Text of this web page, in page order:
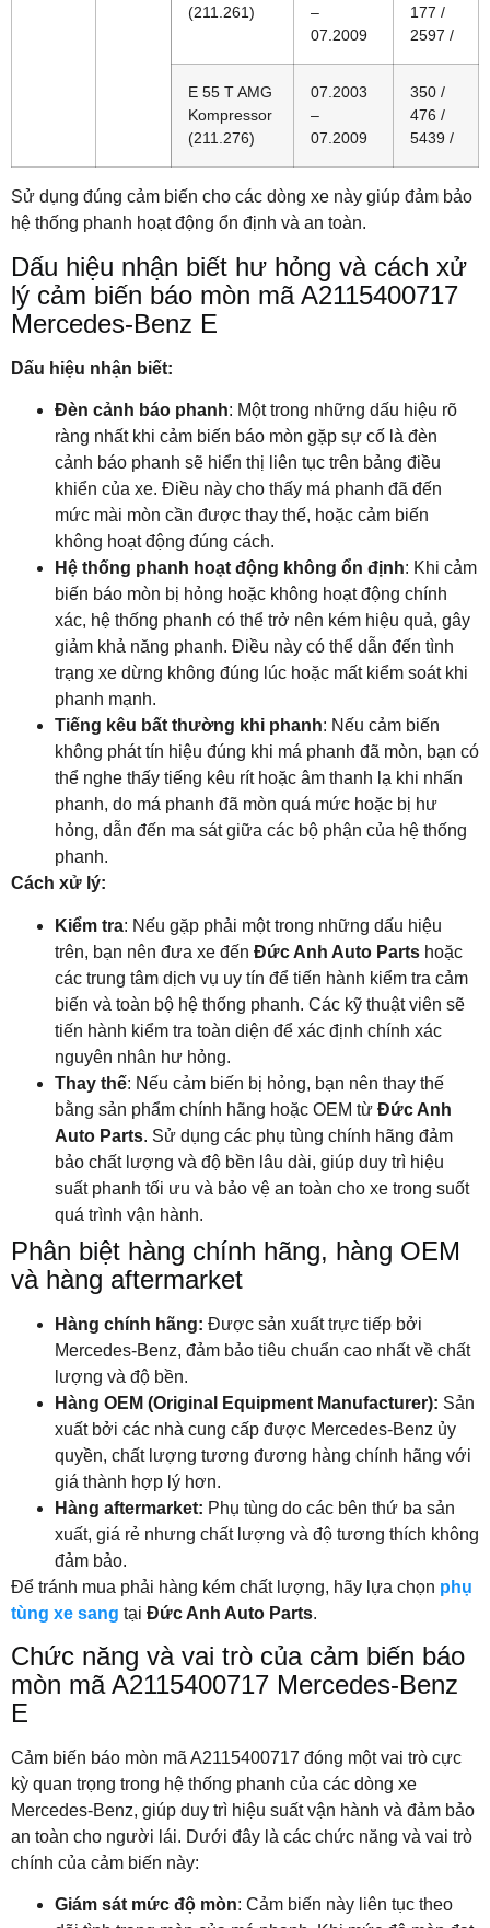
(211.261)
–
07.2009
177 /
2597 /
E 55 T AMG
Kompressor
(211.276)
07.2003
–
07.2009
350 /
476 /
5439 /
Sử dụng đúng cảm biến cho các dòng xe này giúp đảm bảo
hệ thống phanh hoạt động ổn định và an toàn.
Dấu hiệu nhận biết hư hỏng và cách xử
lý cảm biến báo mòn mã A2115400717
Mercedes-Benz E
Dấu hiệu nhận biết:
Đèn cảnh báo phanh: Một trong những dấu hiệu rõ
ràng nhất khi cảm biến báo mòn gặp sự cố là đèn
cảnh báo phanh sẽ hiển thị liên tục trên bảng điều
khiển của xe. Điều này cho thấy má phanh đã đến
mức mài mòn cần được thay thế, hoặc cảm biến
không hoạt động đúng cách.
Hệ thống phanh hoạt động không ổn định: Khi cảm
biến báo mòn bị hỏng hoặc không hoạt động chính
xác, hệ thống phanh có thể trở nên kém hiệu quả, gây
giảm khả năng phanh. Điều này có thể dẫn đến tình
trạng xe dừng không đúng lúc hoặc mất kiểm soát khi
phanh mạnh.
Tiếng kêu bất thường khi phanh: Nếu cảm biến
không phát tín hiệu đúng khi má phanh đã mòn, bạn có
thể nghe thấy tiếng kêu rít hoặc âm thanh lạ khi nhấn
phanh, do má phanh đã mòn quá mức hoặc bị hư
hỏng, dẫn đến ma sát giữa các bộ phận của hệ thống
phanh.
Cách xử lý:
Kiểm tra: Nếu gặp phải một trong những dấu hiệu
trên, bạn nên đưa xe đến Đức Anh Auto Parts hoặc
các trung tâm dịch vụ uy tín để tiến hành kiểm tra cảm
biến và toàn bộ hệ thống phanh. Các kỹ thuật viên sẽ
tiến hành kiểm tra toàn diện để xác định chính xác
nguyên nhân hư hỏng.
Thay thế: Nếu cảm biến bị hỏng, bạn nên thay thế
bằng sản phẩm chính hãng hoặc OEM từ Đức Anh
Auto Parts. Sử dụng các phụ tùng chính hãng đảm
bảo chất lượng và độ bền lâu dài, giúp duy trì hiệu
suất phanh tối ưu và bảo vệ an toàn cho xe trong suốt
quá trình vận hành.
Phân biệt hàng chính hãng, hàng OEM
và hàng aftermarket
Hàng chính hãng: Được sản xuất trực tiếp bởi
Mercedes-Benz, đảm bảo tiêu chuẩn cao nhất về chất
lượng và độ bền.
Hàng OEM (Original Equipment Manufacturer): Sản
xuất bởi các nhà cung cấp được Mercedes-Benz ủy
quyền, chất lượng tương đương hàng chính hãng với
giá thành hợp lý hơn.
Hàng aftermarket: Phụ tùng do các bên thứ ba sản
xuất, giá rẻ nhưng chất lượng và độ tương thích không
đảm bảo.
Để tránh mua phải hàng kém chất lượng, hãy lựa chọn phụ
tùng xe sang tại Đức Anh Auto Parts.
Chức năng và vai trò của cảm biến báo
mòn mã A2115400717 Mercedes-Benz
E
Cảm biến báo mòn mã A2115400717 đóng một vai trò cực
kỳ quan trọng trong hệ thống phanh của các dòng xe
Mercedes-Benz, giúp duy trì hiệu suất vận hành và đảm bảo
an toàn cho người lái. Dưới đây là các chức năng và vai trò
chính của cảm biến này:
Giám sát mức độ mòn: Cảm biến này liên tục theo